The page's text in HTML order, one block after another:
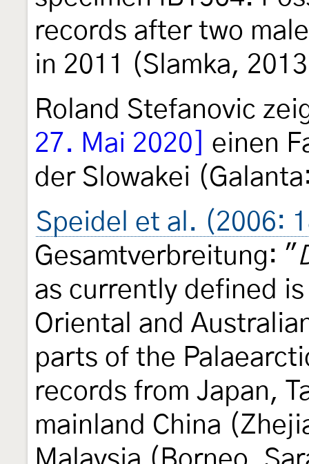
records after two
in 2011 (Slamka,
Roland Stefanovic
27. Mai 2020]
einen
der Slowakei
Speidel et al. (2006:
Gesamtverbreitung: "
as currently defined
Oriental and
parts of the
records from Japan,
mainland China